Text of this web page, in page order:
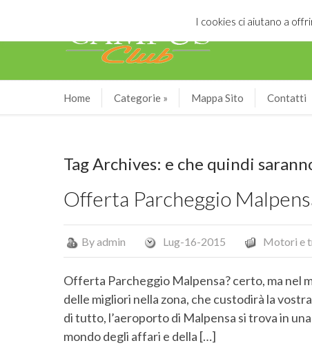
Home Categorie » Mappa Sito Contatti
Tag Archives: e che quindi
Offerta Parcheggio
Byadmin Lug-16-2015 Motori e
Offerta Parcheggio Malpensa? certo, ma nel
delle migliori nella zona, che custodirà la
di tutto, l’aeroporto di Malpensa si trova in
mondo degli affari e della […]
I cookies ci aiutano a